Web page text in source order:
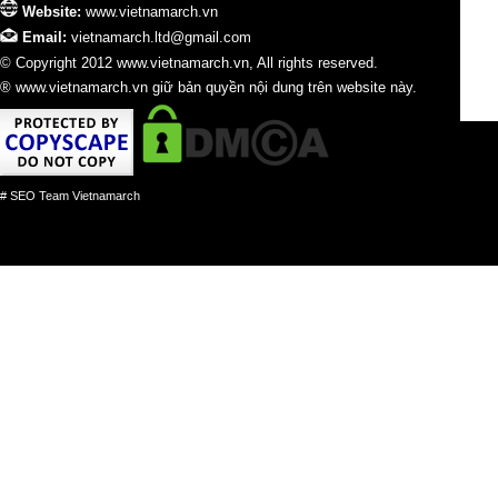
Website: www.vietnamarch.vn
Email: vietnamarch.ltd@gmail.com
© Copyright 2012 www.vietnamarch.vn, All rights reserved.
® www.vietnamarch.vn giữ bản quyền nội dung trên website này.
# SEO Team Vietnamarch